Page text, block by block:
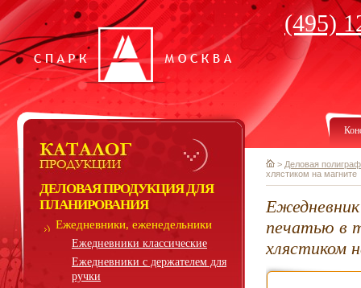
(495)
ДЕЛОВАЯ ПРОДУКЦИЯ ДЛЯ
ПЛАНИРОВАНИЯ
Ежедневники, еженедельники
Ежедневники классические
Ежедневники с держателем для
ручки
> Деловая
хлястиком на магните
печатью в
хлястиком